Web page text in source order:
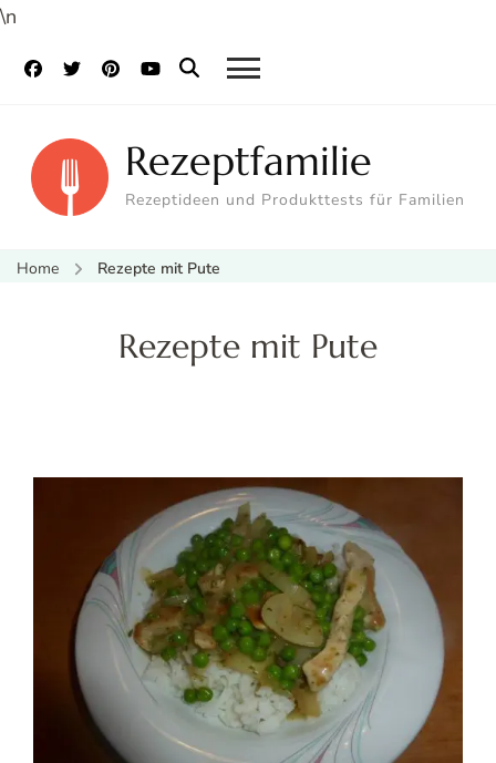
\n
Rezeptfamilie
Rezeptideen und Produkttests für Familien
Home Rezepte mit Pute
Rezepte mit Pute